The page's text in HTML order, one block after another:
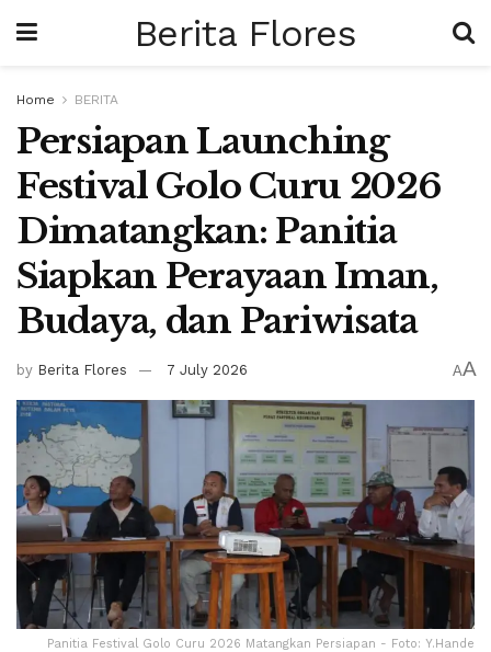
Berita Flores
Home BERITA
Persiapan Launching
Festival Golo Curu 2026
Dimatangkan: Panitia
Siapkan Perayaan Iman,
Budaya, dan Pariwisata
by Berita Flores 7 July 2026 AA
Panitia Festival Golo Curu 2026 Matangkan Persiapan - Foto: Y.Hande